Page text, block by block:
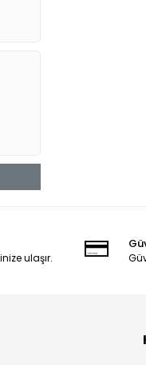
ulaşır.